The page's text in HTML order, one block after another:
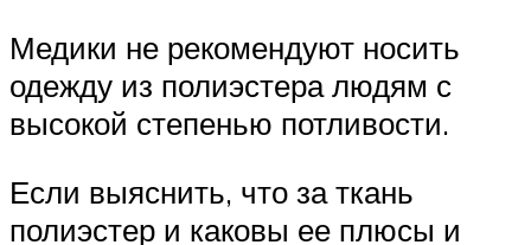
Медики не рекомендуют носить
одежду из полиэстера людям с
высокой степенью потливости.
Если выяснить, что за ткань
полиэстер и каковы ее плюсы и